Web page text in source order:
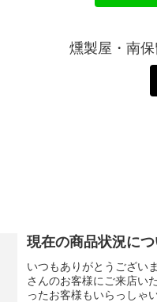
燻製屋・南
現在の商品状況につ
いつもありがとうござい
さんのお客様にご来店い
ったお客様もいらっしゃ